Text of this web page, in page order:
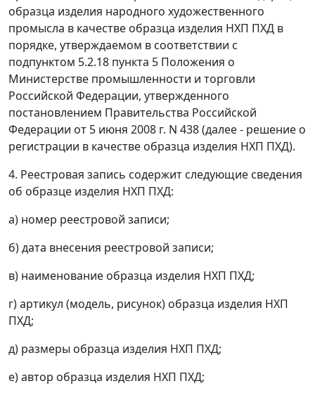
образца изделия народного художественного
промысла в качестве образца изделия НХП ПХД в
порядке, утверждаемом в соответствии с
подпунктом 5.2.18 пункта 5 Положения о
Министерстве промышленности и торговли
Российской Федерации, утвержденного
постановлением Правительства Российской
Федерации от 5 июня 2008 г. N 438 (далее - решение о
регистрации в качестве образца изделия НХП ПХД).
4. Реестровая запись содержит следующие сведения
об образце изделия НХП ПХД:
а) номер реестровой записи;
б) дата внесения реестровой записи;
в) наименование образца изделия НХП ПХД;
г) артикул (модель, рисунок) образца изделия НХП
ПХД;
д) размеры образца изделия НХП ПХД;
е) автор образца изделия НХП ПХД;